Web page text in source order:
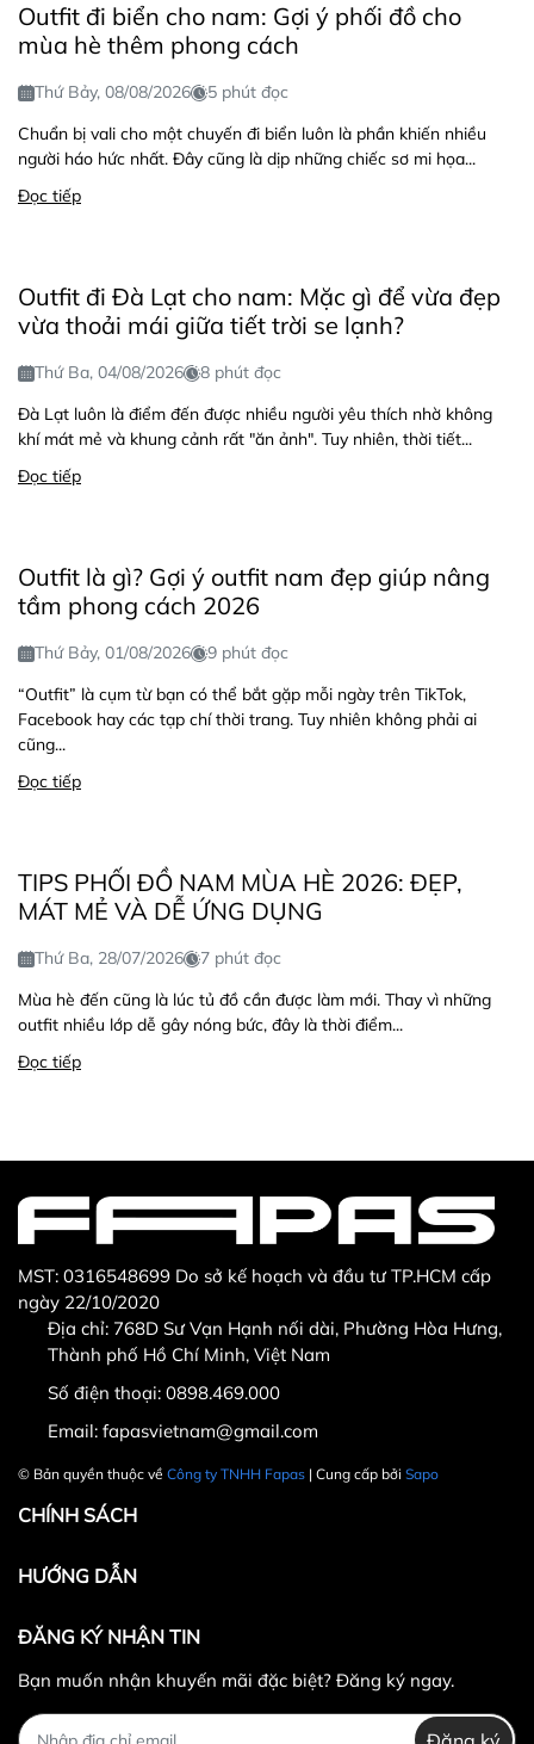
Outfit đi biển cho nam: Gợi ý phối đồ cho
mùa hè thêm phong cách
Thứ Bảy, 08/08/2026
5 phút đọc
Chuẩn bị vali cho một chuyến đi biển luôn là phần khiến nhiều
người háo hức nhất. Đây cũng là dịp những chiếc sơ mi họa...
Đọc tiếp
Outfit đi Đà Lạt cho nam: Mặc gì để vừa đẹp
vừa thoải mái giữa tiết trời se lạnh?
Thứ Ba, 04/08/2026
8 phút đọc
Đà Lạt luôn là điểm đến được nhiều người yêu thích nhờ không
khí mát mẻ và khung cảnh rất "ăn ảnh". Tuy nhiên, thời tiết...
Đọc tiếp
Outfit là gì? Gợi ý outfit nam đẹp giúp nâng
tầm phong cách 2026
Thứ Bảy, 01/08/2026
9 phút đọc
“Outfit” là cụm từ bạn có thể bắt gặp mỗi ngày trên TikTok,
Facebook hay các tạp chí thời trang. Tuy nhiên không phải ai
cũng...
Đọc tiếp
TIPS PHỐI ĐỒ NAM MÙA HÈ 2026: ĐẸP,
MÁT MẺ VÀ DỄ ỨNG DỤNG
Thứ Ba, 28/07/2026
7 phút đọc
Mùa hè đến cũng là lúc tủ đồ cần được làm mới. Thay vì những
outfit nhiều lớp dễ gây nóng bức, đây là thời điểm...
Đọc tiếp
MST: 0316548699 Do sở kế hoạch và đầu tư TP.HCM cấp
ngày 22/10/2020
Địa chỉ: 768D Sư Vạn Hạnh nối dài, Phường Hòa Hưng,
Thành phố Hồ Chí Minh, Việt Nam
Số điện thoại: 0898.469.000
Email: fapasvietnam@gmail.com
© Bản quyền thuộc về Công ty TNHH Fapas | Cung cấp bởi Sapo
CHÍNH SÁCH
HƯỚNG DẪN
ĐĂNG KÝ NHẬN TIN
Bạn muốn nhận khuyến mãi đặc biệt? Đăng ký ngay.